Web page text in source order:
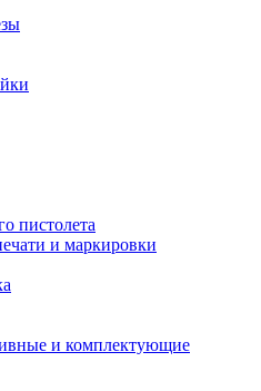
пистолета
и маркировки
и комплектующие